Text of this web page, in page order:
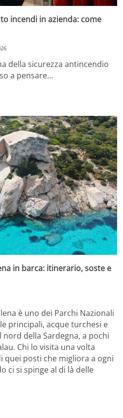
incendi in azienda: come
della sicurezza antincendio
a pensare…
in barca: itinerario, soste e
è uno dei Parchi Nazionali
principali, acque turchesi e
della Sardegna, a pochi
Chi lo visita una volta
quei posti che migliora a ogni
ci si spinge al di là delle